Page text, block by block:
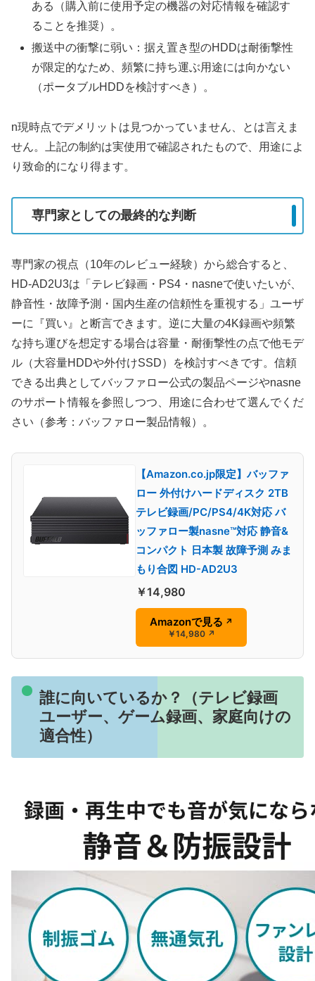
ある（購入前に使用予定の機器の対応情報を確認す
ることを推奨）。
搬送中の衝撃に弱い：据え置き型のHDDは耐衝撃性
が限定的なため、頻繁に持ち運ぶ用途には向かない
（ポータブルHDDを検討すべき）。
n現時点でデメリットは見つかっていません、とは言えま
せん。上記の制約は実使用で確認されたもので、用途によ
り致命的になり得ます。
専門家としての最終的な判断
専門家の視点（10年のレビュー経験）から総合すると、
HD-AD2U3は「テレビ録画・PS4・nasneで使いたいが、
静音性・故障予測・国内生産の信頼性を重視する」ユーザ
ーに『買い』と断言できます。逆に大量の4K録画や頻繁
な持ち運びを想定する場合は容量・耐衝撃性の点で他モデ
ル（大容量HDDや外付けSSD）を検討すべきです。信頼
できる出典としてバッファロー公式の製品ページやnasne
のサポート情報を参照しつつ、用途に合わせて選んでくだ
さい（参考：バッファロー製品情報）。
【Amazon.co.jp限定】バッファ
ロー 外付けハードディスク 2TB
テレビ録画/PC/PS4/4K対応 バ
ッファロー製nasne™対応 静音&
コンパクト 日本製 故障予測 みま
もり合図 HD-AD2U3
￥14,980
Amazonで見る ↗
￥14,980 ↗
誰に向いているか？（テレビ録画
ユーザー、ゲーム録画、家庭向けの
適合性）